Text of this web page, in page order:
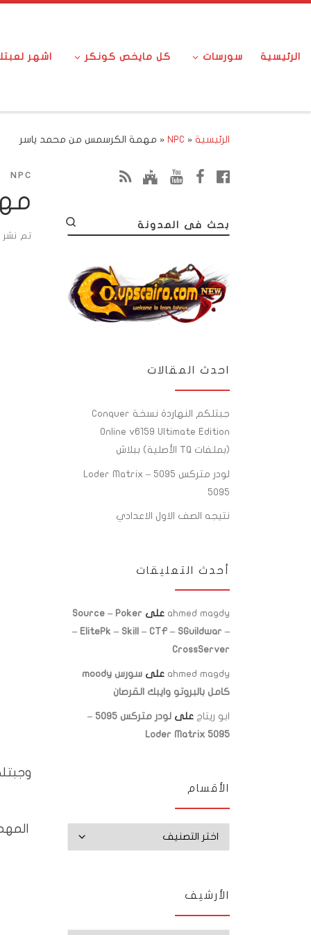
الرئيسية سورسات كل مايخص كونكر اشهر
الرئيسية «
NPC
« مهمة الكرسمس من محمد ياسر
NPC
تم نشر
بحث فى المدونة
احدث المقالات
جبتلكم النهاردة نسخة Conquer
Online v6159 Ultimate Edition
(بملفات TQ الأصلية) ببلاش
لودر متركس 5095 – Loder Matrix
5095
نتيجه الصف الاول الاعدادي
أحدث التعليقات
ahmed magdy على Source – Poker
– ElitePk – Skill – CTF – SGuildwar –
CrossServer
ahmed magdy على
سورس moody
كامل بالبروتو وايبك القرصان
ابو ريتاج على
لودر متركس 5095 –
Loder Matrix 5095
الأقسام
الأرشيف